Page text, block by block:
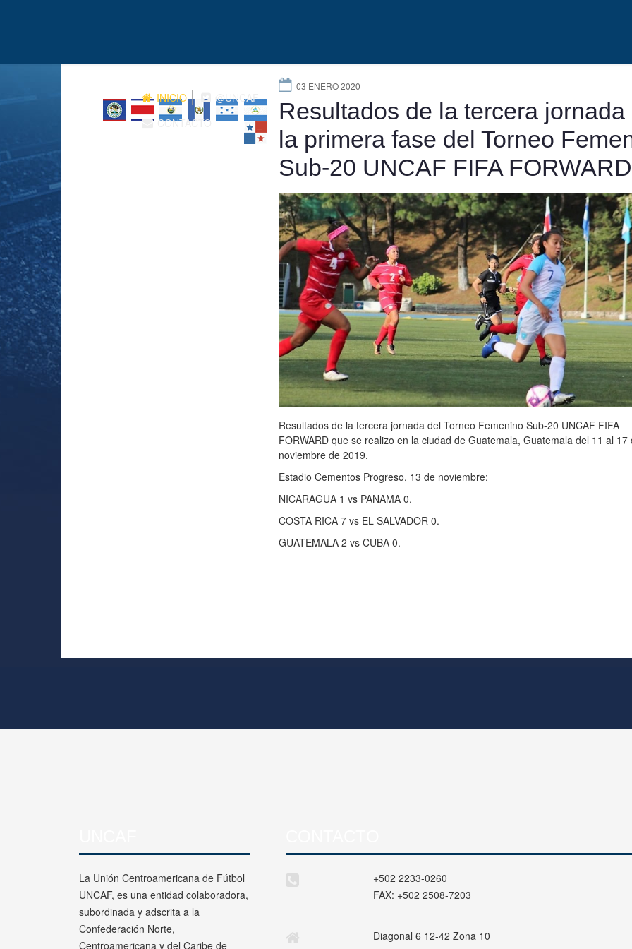
INICIO
@UNCAF
CONTACTO
03 ENERO 2020
Resultados de la tercera jornada
la primera fase del Torneo
Sub-20 UNCAF FIFA FORWARD
Resultados de la tercera jornada del Torneo Femenino Sub-20 UNCAF FIFA
FORWARD que se realizo en la ciudad de Guatemala, Guatemala del 11 al 17
noviembre de 2019.
Estadio Cementos Progreso, 13 de noviembre:
NICARAGUA 1 vs PANAMA 0.
COSTA RICA 7 vs EL SALVADOR 0.
GUATEMALA 2 vs CUBA 0.
La Unión Centroamericana de Fútbol
UNCAF, es una entidad colaboradora,
subordinada y adscrita a la
Confederación Norte,
Centroamericana y del Caribe de
+502 2233-0260
FAX: +502 2508-7203
Diagonal 6 12-42 Zona 10